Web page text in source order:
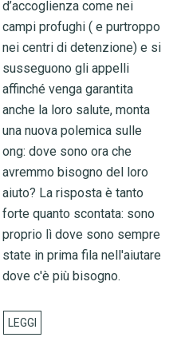
d’accoglienza come nei
campi profughi ( e purtroppo
nei centri di detenzione) e si
susseguono gli appelli
affinché venga garantita
anche la loro salute, monta
una nuova polemica sulle
ong: dove sono ora che
avremmo bisogno del loro
aiuto? La risposta è tanto
forte quanto scontata: sono
proprio lì dove sono sempre
state in prima fila nell'aiutare
dove c'è più bisogno.